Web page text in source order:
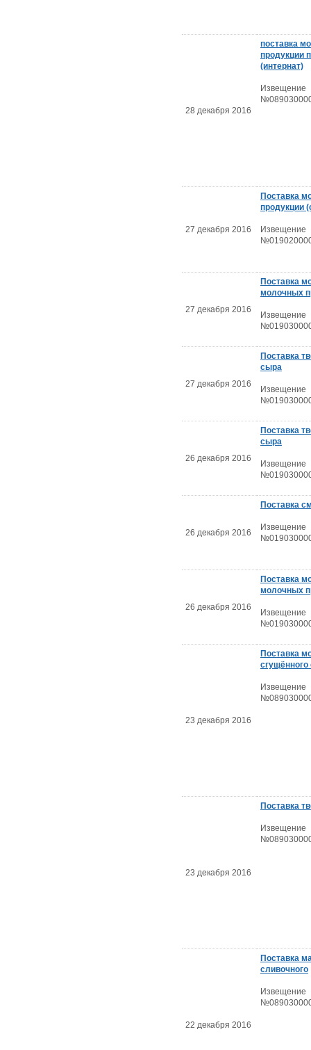
28 декабря 2016
поставка
продукции
(интернат)
Извещение
27 декабря 2016
Поставка
продукции
Извещение
27 декабря 2016
Поставка
молочных
Извещение
27 декабря 2016
Поставка
сыра
Извещение
26 декабря 2016
Поставка
сыра
Извещение
26 декабря 2016
Поставка
Извещение
26 декабря 2016
Поставка
молочных
Извещение
23 декабря 2016
Поставка
Извещение
23 декабря 2016
Поставка
Извещение
22 декабря 2016
Поставка
сливочного
Извещение